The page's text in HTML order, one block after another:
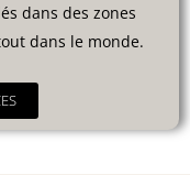
dans des zones
dans le monde.